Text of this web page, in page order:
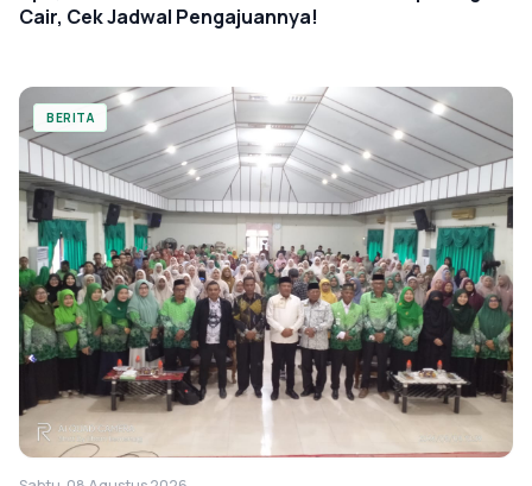
Cair, Cek Jadwal Pengajuannya!
BERITA